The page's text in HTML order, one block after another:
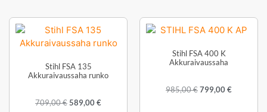
Stihl FSA 135
Akkuraivaussaha runko
709,00€589,00€
Stihl FSA 400 K
Akkuraivaussaha
985,00€799,00€